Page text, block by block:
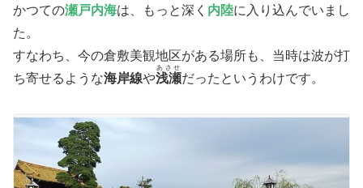
かつての瀬戸内海は、もっと深く 内陸に入り込んでいまし
た。
すなわち、今の倉敷美観地区がある場所も、当時は波が打
ち寄せるような海岸線や浅瀬
あさせ
だったというわけです。